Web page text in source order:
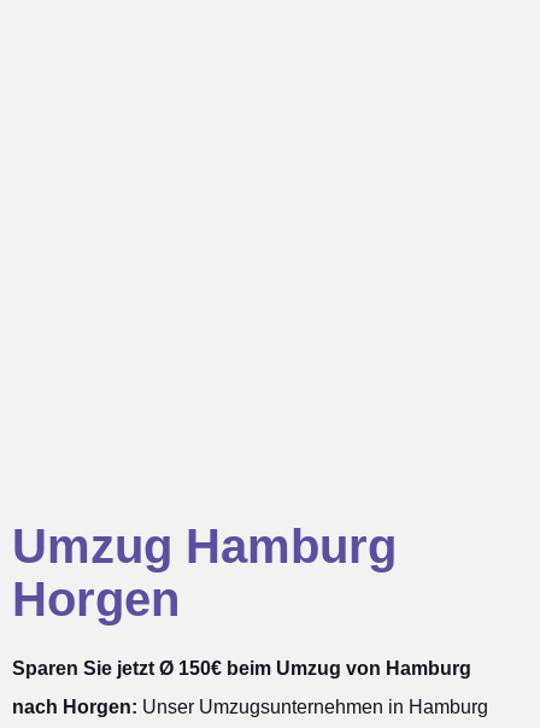
Umzug Hamburg
Horgen
Sparen Sie jetzt Ø 150€ beim Umzug von Hamburg
nach Horgen: Unser Umzugsunternehmen in Hamburg